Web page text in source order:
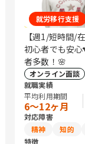
就労移行支援
【週1/短時間/
初心者でも安
者多数！🌸
オンライン面談
就職実績
平均利用期間
6〜12ヶ月
対応障害
精神
知的
特徴